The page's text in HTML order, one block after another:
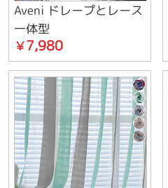
Aveni ドレープとレース
一体型
￥7,980